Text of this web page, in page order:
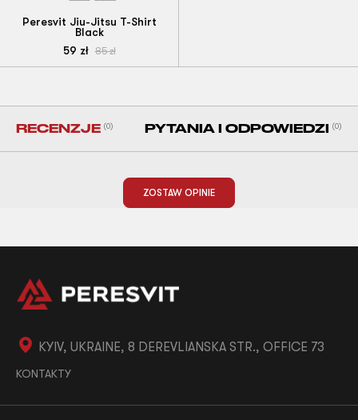
Peresvit Jiu-Jitsu T-Shirt
Black
59 zł 85zł
RECENZJE (0) PYTANIA I ODPOWIEDZI (0)
ZOSTAW OPINIE
KYIV, UKRAINE, 8 DEREVLIANSKA STR., OFFICE 73
KONTAKTY